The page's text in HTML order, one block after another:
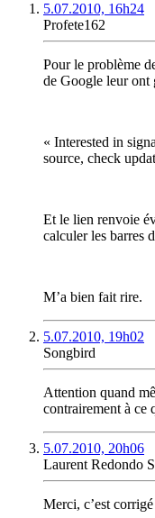
5.07.2010, 16h24
Profete162
Pour le problème
de Google leur ont
« Interested in
source, check
Et le lien renvoie
calculer les barres
M’a bien fait rire.
5.07.2010, 19h02
Songbird
Attention quand
contrairement à ce
5.07.2010, 20h06
Laurent Redondo
Merci, c’est